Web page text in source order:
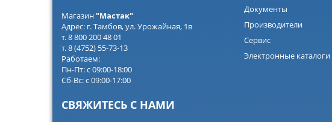
Магазин "Мастак"
Адрес: г. Тамбов, ул. Урожайная, 1в
т. 8 800 200 48 01
т. 8 (4752) 55-73-13
Работаем:
Пн-Пт: с 09:00-18:00
Сб-Вс: с 09:00-17:00
СВЯЖИТЕСЬ С НАМИ
Документы
Производители
Сервис
Электронные каталоги